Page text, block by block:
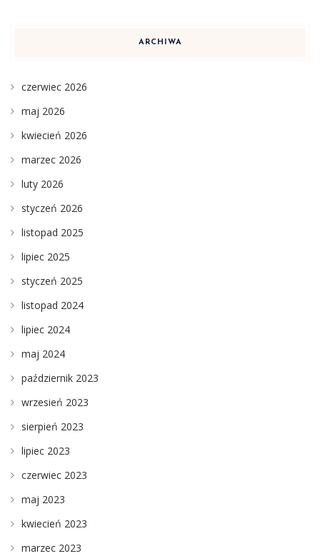
ARCHIWA
czerwiec 2026
maj 2026
kwiecień 2026
marzec 2026
luty 2026
styczeń 2026
listopad 2025
lipiec 2025
styczeń 2025
listopad 2024
lipiec 2024
maj 2024
październik 2023
wrzesień 2023
sierpień 2023
lipiec 2023
czerwiec 2023
maj 2023
kwiecień 2023
marzec 2023